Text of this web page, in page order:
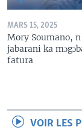
MARS 15, 2025
Mory Soumano,
jabarani ka
fatura
VOIR LES